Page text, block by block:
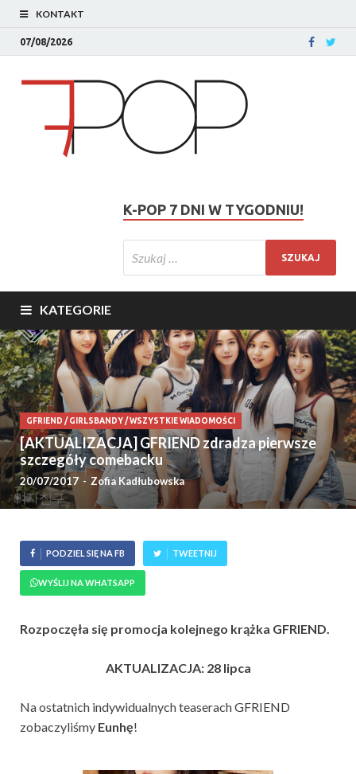
KONTAKT
07/08/2026
K-POP 7 DNI W TYGODNIU!
KATEGORIE
GFRIEND /GIRLSBANDY/WSZYSTKIE WIADOMOŚCI
[AKTUALIZACJA] GFRIEND zdradza pierwsze
szczegóły comebacku
20/07/2017 - Zofia Kadłubowska
PODZIEL SIĘ NA FB TWEETNIJ
WYŚLIJ NA WHATSAPP
Rozpoczęła się promocja kolejnego krążka GFRIEND.
AKTUALIZACJA: 28 lipca
Na ostatnich indywidualnych teaserach GFRIEND
zobaczyliśmy Eunhę!